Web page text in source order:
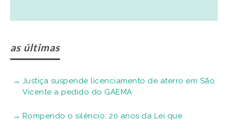
as últimas
Justiça suspende licenciamento de aterro em São
Vicente a pedido do GAEMA
Rompendo o silêncio: 20 anos da Lei que